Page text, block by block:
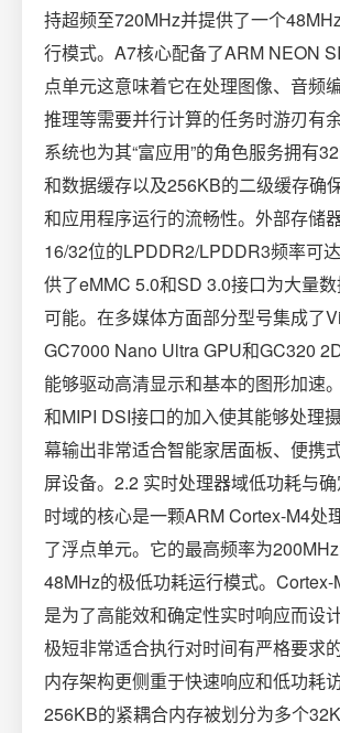
持超频至720MHz并提供了一个
行模式。A7核心配备了ARM NEON
点单元这意味着它在处理图像、音频
推理等需要并行计算的任务时游刃有
系统也为其“富应用”的角色服务拥有
和数据缓存以及256KB的二级缓存确
和应用程序运行的流畅性。外部存储
16/32位的LPDDR2/LPDDR3频率可
供了eMMC 5.0和SD 3.0接口为大量
可能。在多媒体方面部分型号集成了
GC7000 Nano Ultra GPU和GC320
能够驱动高清显示和基本的图形加速
和MIPI DSI接口的加入使其能够处理
幕输出非常适合智能家居面板、便携
屏设备。2.2 实时处理器域低功耗与
时域的核心是一颗ARM Cortex-M4处
了浮点单元。它的最高频率为
48MHz的极低功耗运行模式。
是为了高能效和确定性实时响应而设
极短非常适合执行对时间有严格要求
内存架构更侧重于快速响应和低功耗
256KB的紧耦合内存被划分为多个